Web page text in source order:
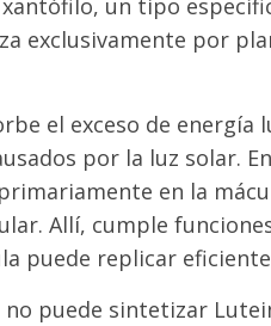
un tipo
exclusivamente por
el exceso de energía
por la luz solar.
en la
Allí, cumple
puede replicar
puede sintetizar